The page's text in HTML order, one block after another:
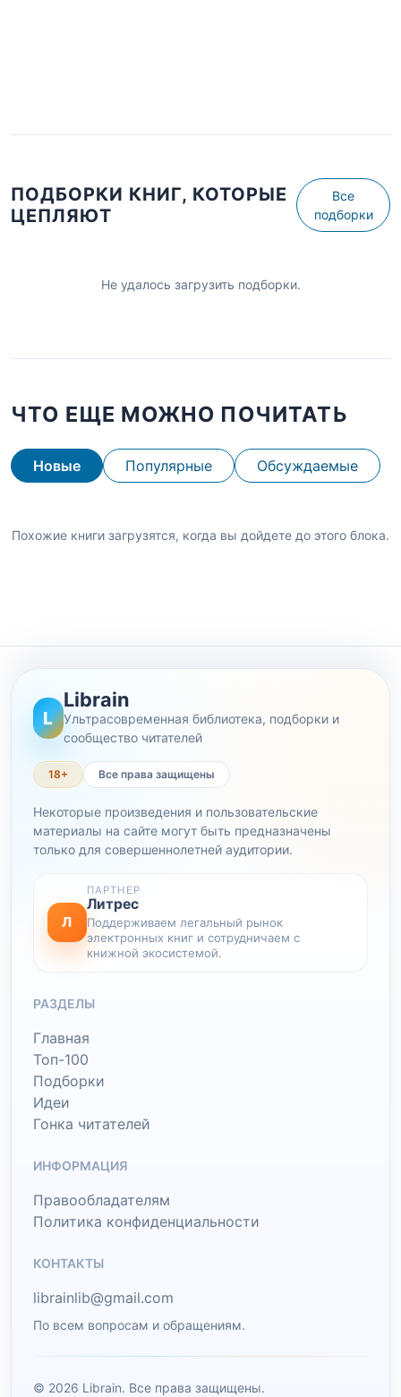
ПОДБОРКИ КНИГ, КОТОРЫЕ
ЦЕПЛЯЮТ
Все
подборки
Не удалось загрузить подборки.
ЧТО ЕЩЕ МОЖНО ПОЧИТАТЬ
Новые Популярные Обсуждаемые
Похожие книги загрузятся, когда вы дойдете до этого блока.
L
Librain
Ультрасовременная библиотека, подборки и
сообщество читателей
18+ Все права защищены
Некоторые произведения и пользовательские
материалы на сайте могут быть предназначены
только для совершеннолетней аудитории.
Л
ПАРТНЕР
Литрес
Поддерживаем легальный рынок
электронных книг и сотрудничаем с
книжной экосистемой.
РАЗДЕЛЫ
Главная
Топ-100
Подборки
Идеи
Гонка читателей
ИНФОРМАЦИЯ
Правообладателям
Политика конфиденциальности
КОНТАКТЫ
librainlib@gmail.com
По всем вопросам и обращениям.
© 2026 Librain. Все права защищены.